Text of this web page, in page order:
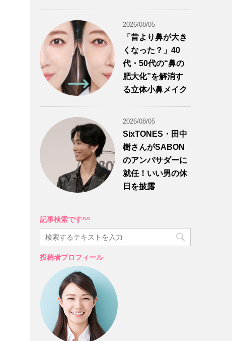
2026/08/05
「昔より鼻が大き
くなった？」40
代・50代の“鼻の
肥大化”を解消す
る立体小鼻メイク
2026/08/05
SixTONES・田中
樹さんがSABON
のアンバサダーに
就任！いい男の休
日を披露
記事検索です^^
投稿者プロフィール